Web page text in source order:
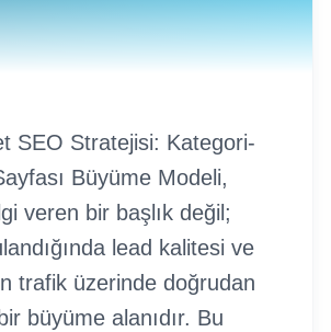
SEO Stratejisi: Kategori-
Büyüme Modeli,
veren bir başlık değil;
lead kalitesi ve
trafik üzerinde doğrudan
büyüme alanıdır. Bu